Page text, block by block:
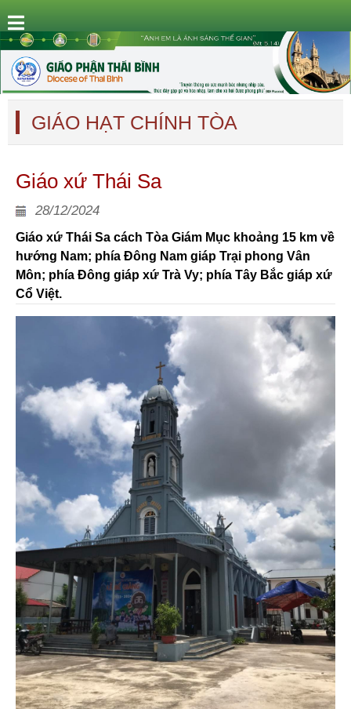
GIÁO HẠT CHÍNH TÒA
Giáo xứ Thái Sa
28/12/2024
Giáo xứ Thái Sa cách Tòa Giám Mục khoảng 15 km về
hướng Nam; phía Đông Nam giáp Trại phong Vân
Môn; phía Đông giáp xứ Trà Vy; phía Tây Bắc giáp xứ
Cổ Việt.